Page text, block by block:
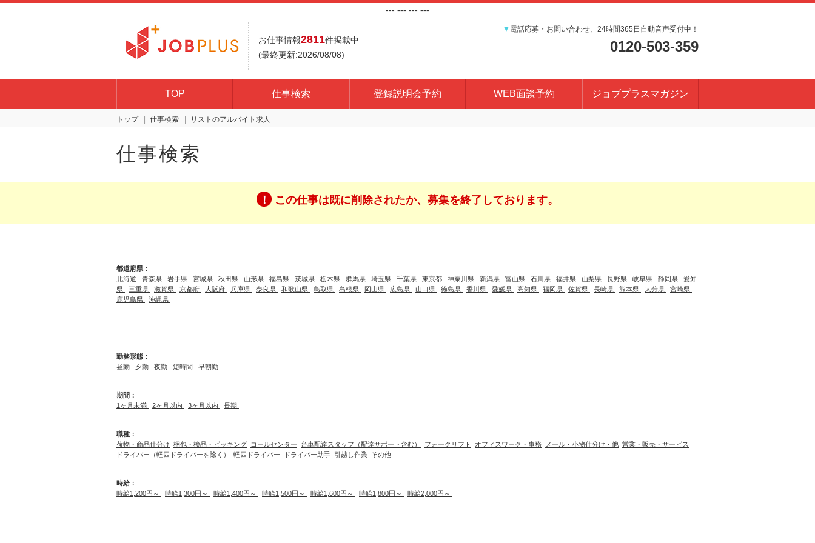
--- --- --- ---
お仕事情報2811件掲載中
(最終更新:2026/08/08)
▼ 電話応募・お問い合わせ、24時間365日自動音声受付中！
0120-503-359
TOP 仕事検索 登録説明会予約 WEB面談予約 ジョブプラスマガジン
トップ 仕事検索 リスト
仕事検索
この仕事は既に削除されたか、募集を終了しております。
都道府県：
北海道
青森県 岩手県 宮城県 秋田県 山形県 福島県 茨城県 栃木県 群馬県 埼玉県 千葉県 東京都 神奈川県 新潟県 富山県 石川県 福井県 山梨県 長野県 岐阜県 静岡県
愛知
県
三重県 滋賀県 京都府 大阪府 兵庫県 奈良県 和歌山県 鳥取県 島根県 岡山県 広島県 山口県 徳島県 香川県 愛媛県 高知県 福岡県 佐賀県 長崎県 熊本県 大分県
宮崎県
鹿児島県
沖縄県
勤務形態：
昼勤
夕勤 夜勤 短時間 早朝勤
期間：
1ヶ月未満
2ヶ月以内 3ヶ月以内 長期
職種：
荷物・商品仕分け 梱包・検品・ピッキング コールセンター 台車配達スタッフ（配達サポート含む） フォークリフト オフィスワーク・事務 メール・小物仕分け・他 営業・販売・サービス
ドライバー（軽四ドライバーを除く）
軽四ドライバー ドライバー助手 引越し作業 その他
時給：
時給1,200円～
時給1,300円～ 時給1,400円～ 時給1,500円～ 時給1,600円～ 時給1,800円～ 時給2,000円～